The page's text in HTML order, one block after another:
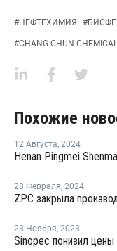
#НЕФТЕХИМИЯ #
#CHANG CHUN CHEMICAL
Похожие
12 Августа, 2024
28 Февраля, 2024
23 Ноября, 2023